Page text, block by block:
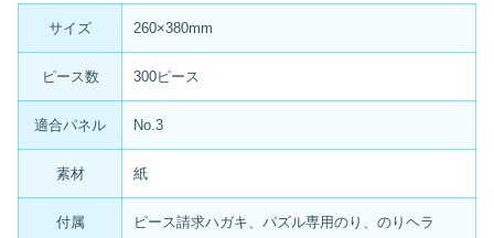
サイズ 260×380mm
ピース数 300ピース
適合パネル No.3
素材 紙
付属 ピース請求ハガキ、パズル専用のり、のりヘラ